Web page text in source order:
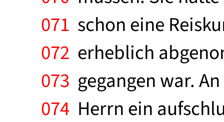
071 schon eine
072 erheblich
073 gegangen war.
074 Herrn ein